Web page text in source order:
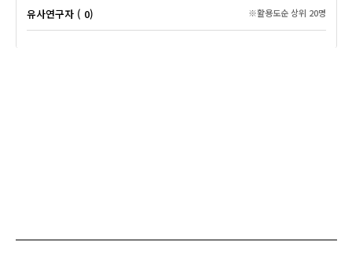
유사연구자 ( 0) ※활용도순 상위 20명